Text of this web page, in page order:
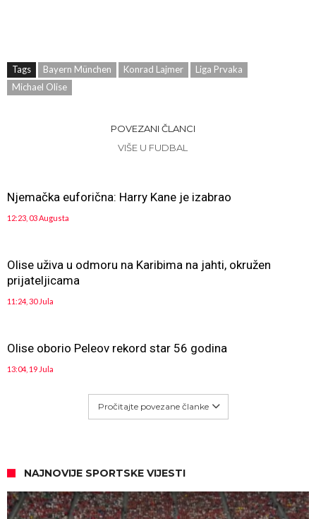
Tags Bayern München Konrad Lajmer
Liga Prvaka
Michael Olise
POVEZANI ČLANCI
VIŠE U FUDBAL
Njemačka euforična: Harry Kane je izabrao
12:23, 03 Augusta
Olise uživa u odmoru na Karibima na jahti, okružen
prijateljicama
11:24, 30 Jula
Olise oborio Peleov rekord star 56 godina
13:04, 19 Jula
Pročitajte povezane članke
NAJNOVIJE SPORTSKE VIJESTI